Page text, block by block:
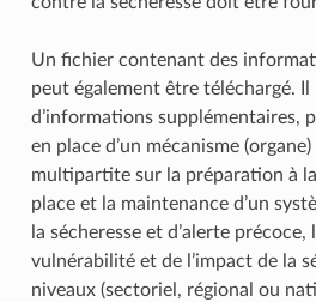
Un fichier contenant des
peut également être téléchargé. Il
d’informations supplémentaires,
en place d’un mécanisme
multipartite sur la préparation à la
place et la maintenance d’un
la sécheresse et d’alerte
vulnérabilité et de l’impact de la
niveaux (sectoriel, régional ou